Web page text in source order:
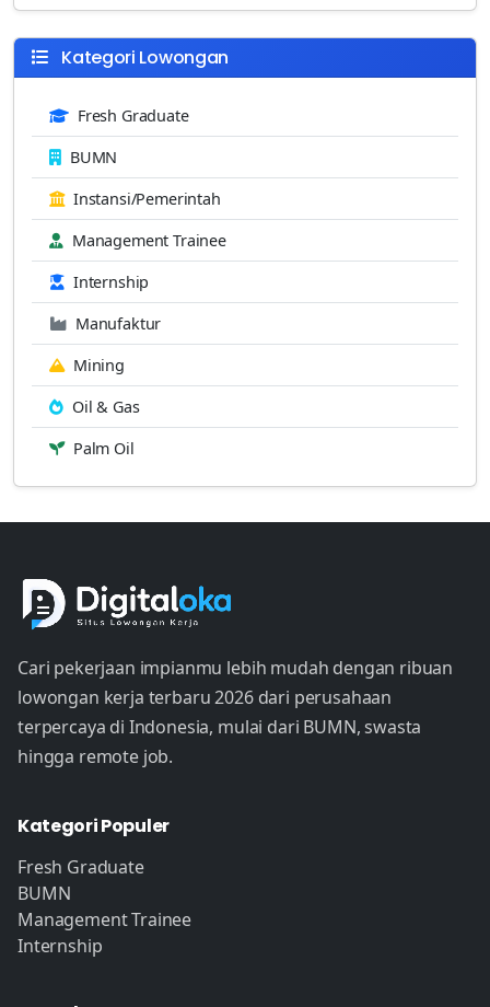
Kategori Lowongan
Fresh Graduate
BUMN
Instansi/Pemerintah
Management Trainee
Internship
Manufaktur
Mining
Oil & Gas
Palm Oil
Cari pekerjaan impianmu lebih mudah dengan ribuan
lowongan kerja terbaru 2026 dari perusahaan
terpercaya di Indonesia, mulai dari BUMN, swasta
hingga remote job.
Kategori Populer
Fresh Graduate
BUMN
Management Trainee
Internship